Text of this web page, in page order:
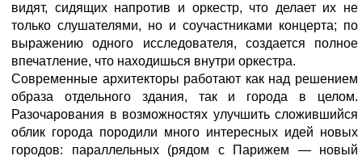
видят, сидящих напротив и оркестр, что делает их не
только слушателями, но и соучастниками концерта; по
выражению одного исследователя, создается полное
впечатление, что находишься внутри оркестра.
Современные архитекторы работают как над решением
образа отдельного здания, так и города в целом.
Разочарования в возможностях улучшить сложившийся
облик города породили много интересных идей новых
городов: параллельных (рядом с Парижем — новый